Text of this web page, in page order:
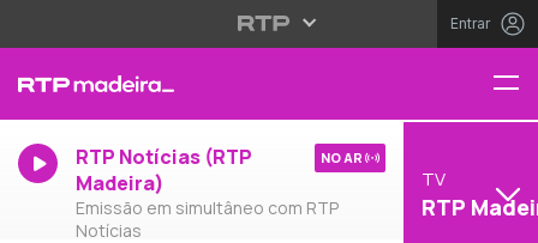
Entrar
RTP Notícias (RTP
Madeira)
Emissão em simultâneo com RTP
Notícias
NO AR
TV
RTP